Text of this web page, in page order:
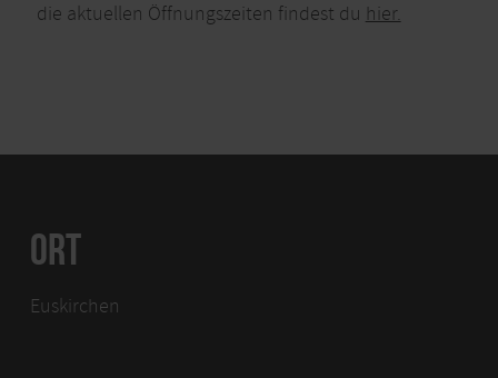
die aktuellen Öffnungszeiten findest du hier.
ORT
Euskirchen